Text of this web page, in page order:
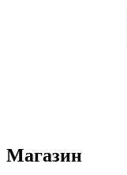
Магазин